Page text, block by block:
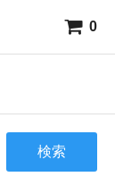
0
検索